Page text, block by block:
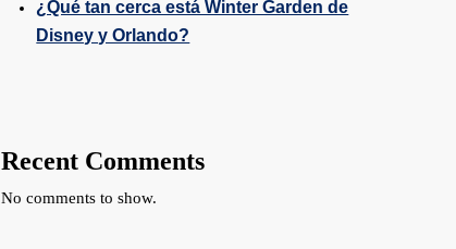
¿Qué tan cerca está Winter Garden de
Disney y Orlando?
Recent Comments
No comments to show.